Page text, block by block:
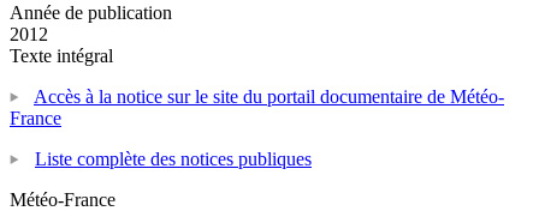
Année de publication
2012
Texte intégral
Accès à la notice sur le site du portail documentaire de Météo-
France
Liste complète des notices publiques
Météo-France